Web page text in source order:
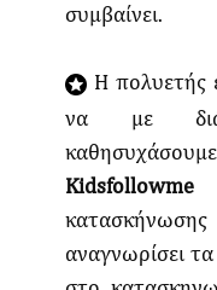
συμβαίνει.
Η πολυετής
να με
Kidsfollowme
αναγνωρίσει